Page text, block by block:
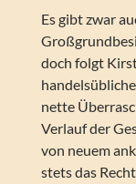
Es gibt zwar
doch folgt
nette
Verlauf der
von neuem
stets das